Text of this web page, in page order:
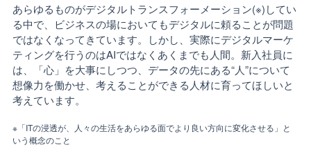
あらゆるものがデジタルトランスフォーメーション(※)してい
る中で、ビジネスの場においてもデジタルに頼ることが問題
ではなくなってきています。しかし、実際にデジタルマーケ
ティングを行うのはAIではなくあくまでも人間。新入社員に
は、「心」を大事にしつつ、データの先にある“人”について
想像力を働かせ、考えることができる人材に育ってほしいと
考えています。
※「ITの浸透が、人々の生活をあらゆる面でより良い方向に変化させる」と
いう概念のこと